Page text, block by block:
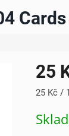
Cards
25
Měrná
25 Kč /